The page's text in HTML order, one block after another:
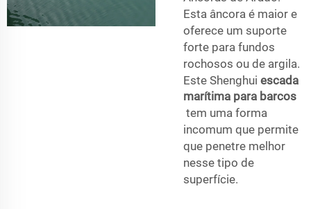
Esta âncora é maior e
oferece um suporte
forte para fundos
rochosos ou de argila.
Este Shenghui escada
marítima para barcos
tem uma forma
incomum que permite
que penetre melhor
nesse tipo de
superfície.